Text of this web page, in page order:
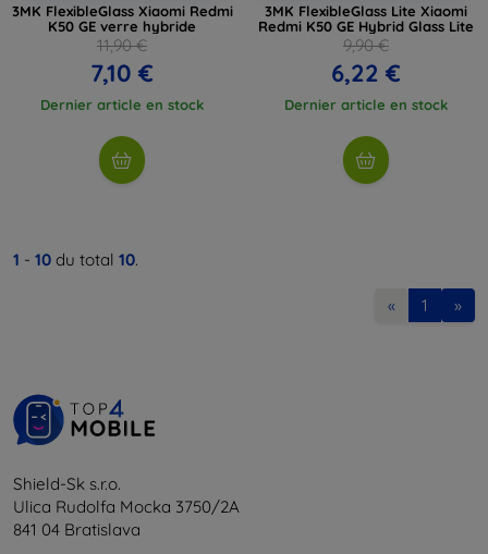
3MK FlexibleGlass Xiaomi Redmi
K50 GE verre hybride
11,90 €
7,10 €
Dernier article en stock
3MK FlexibleGlass Lite Xiaomi
Redmi K50 GE Hybrid Glass Lite
9,90 €
6,22 €
Dernier article en stock
1 - 10 du total 10.
« 1 »
Shield-Sk s.r.o.
Ulica Rudolfa Mocka 3750/2A
841 04 Bratislava